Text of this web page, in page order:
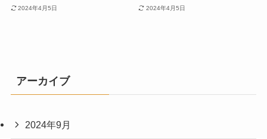
2024年4月5日 2024年4月5日
アーカイブ
2024年9月